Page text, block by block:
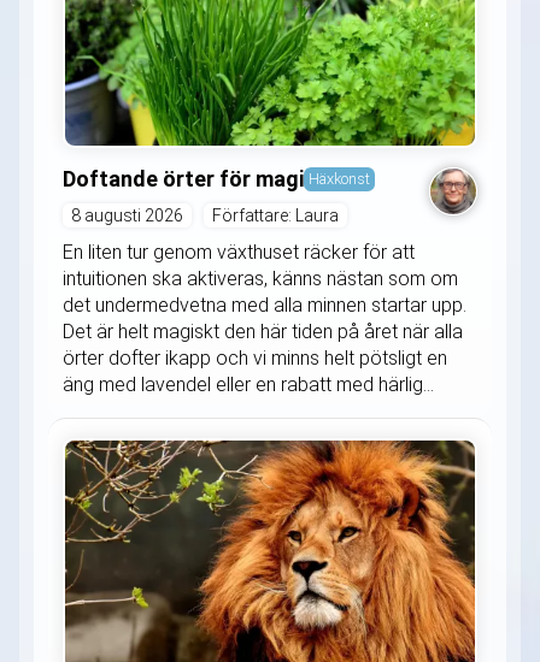
Doftande örter för magi Häxkonst
8 augusti 2026 Författare: Laura
En liten tur genom växthuset räcker för att
intuitionen ska aktiveras, känns nästan som om
det undermedvetna med alla minnen startar upp.
Det är helt magiskt den här tiden på året när alla
örter dofter ikapp och vi minns helt pötsligt en
äng med lavendel eller en rabatt med härlig...